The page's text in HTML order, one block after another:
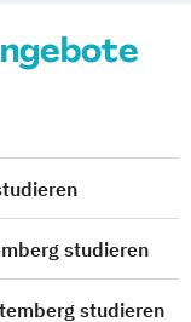
studieren
studieren